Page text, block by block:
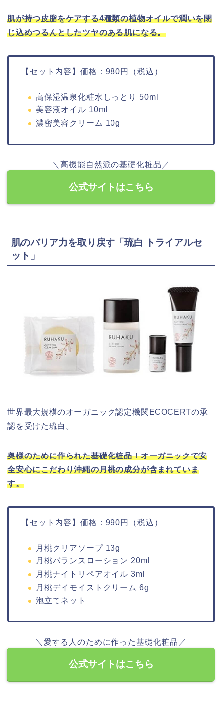
肌が持つ皮脂をケアする4種類の植物オイルで潤いを閉
じ込めつるんとしたツヤのある肌になる。
【セット内容】価格：980円（税込）
高保湿温泉化粧水しっとり 50ml
美容液オイル 10ml
濃密美容クリーム 10g
＼高機能自然派の基礎化粧品／
公式サイトはこちら
肌のバリア力を取り戻す「琉白 トライアルセ
ット」
世界最大規模のオーガニック認定機関ECOCERTの承
認を受けた琉白。
奥様のために作られた基礎化粧品！オーガニックで安
全安心にこだわり沖縄の月桃の成分が含まれていま
す。
【セット内容】価格：990円（税込）
月桃クリアソープ 13g
月桃バランスローション 20ml
月桃ナイトリペアオイル 3ml
月桃デイモイストクリーム 6g
泡立てネット
＼愛する人のために作った基礎化粧品／
公式サイトはこちら